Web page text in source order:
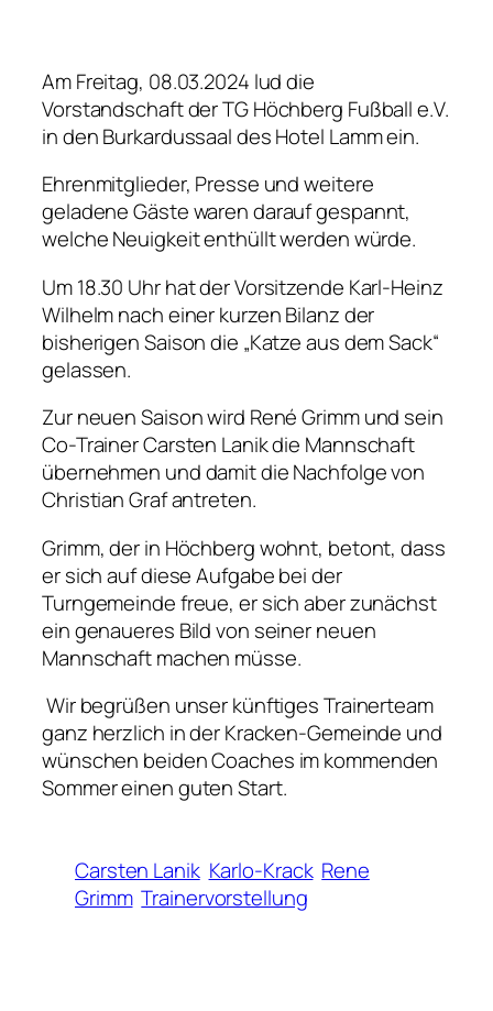
Am Freitag, 08.03.2024 lud die
Vorstandschaft der TG Höchberg Fußball e.V.
in den Burkardussaal des Hotel Lamm ein.
Ehrenmitglieder, Presse und weitere
geladene Gäste waren darauf gespannt,
welche Neuigkeit enthüllt werden würde.
Um 18.30 Uhr hat der Vorsitzende Karl-Heinz
Wilhelm nach einer kurzen Bilanz der
bisherigen Saison die „Katze aus dem Sack“
gelassen.
Zur neuen Saison wird René Grimm und sein
Co-Trainer Carsten Lanik die Mannschaft
übernehmen und damit die Nachfolge von
Christian Graf antreten.
Grimm, der in Höchberg wohnt, betont, dass
er sich auf diese Aufgabe bei der
Turngemeinde freue, er sich aber zunächst
ein genaueres Bild von seiner neuen
Mannschaft machen müsse.
Wir begrüßen unser künftiges Trainerteam
ganz herzlich in der Kracken-Gemeinde und
wünschen beiden Coaches im kommenden
Sommer einen guten Start.
Carsten Lanik Karlo-Krack Rene
Grimm Trainervorstellung